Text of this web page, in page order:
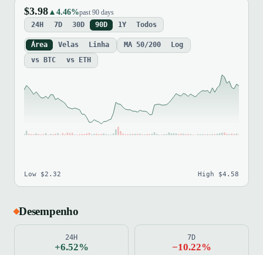
$3.98 ▲4.46%past 90 days
24H 7D 30D 90D 1Y Todos
Área Velas Linha MA 50/200
Log
vs BTC
vs ETH
Low $2.32 High $4.58
Desempenho
24H
+6.52%
7D
−10.22%